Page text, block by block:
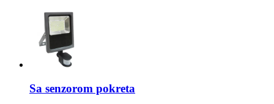
Sa senzorom pokreta